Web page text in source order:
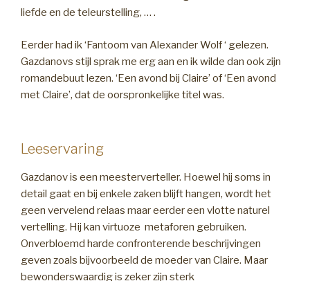
liefde en de teleurstelling, … .
Eerder had ik ‘Fantoom van Alexander Wolf ‘ gelezen.
Gazdanovs stijl sprak me erg aan en ik wilde dan ook zijn
romandebuut lezen. ‘Een avond bij Claire’ of ‘Een avond
met Claire’, dat de oorspronkelijke titel was.
Leeservaring
Gazdanov is een meesterverteller. Hoewel hij soms in
detail gaat en bij enkele zaken blijft hangen, wordt het
geen vervelend relaas maar eerder een vlotte naturel
vertelling. Hij kan virtuoze metaforen gebruiken.
Onverbloemd harde confronterende beschrijvingen
geven zoals bijvoorbeeld de moeder van Claire. Maar
bewonderswaardig is zeker zijn sterk